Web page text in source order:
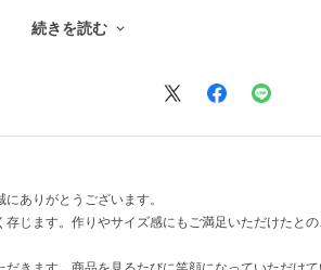
続きを読む
ありがとうございます。
じます。作りやサイズ感にもご満足いただけたと